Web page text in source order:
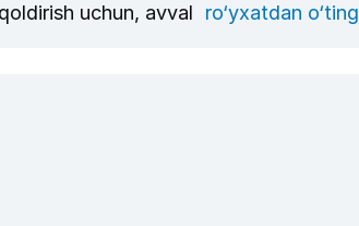
uchun, avval ro‘yxatdan o‘ting